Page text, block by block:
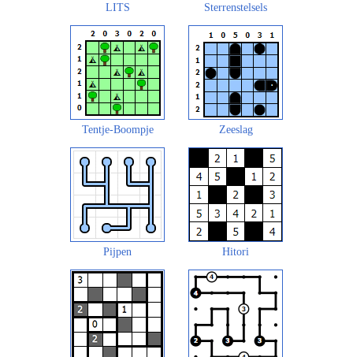
LITS Sterrenstelsels
Tentje-Boompje Zeeslag
Pijpen Hitori